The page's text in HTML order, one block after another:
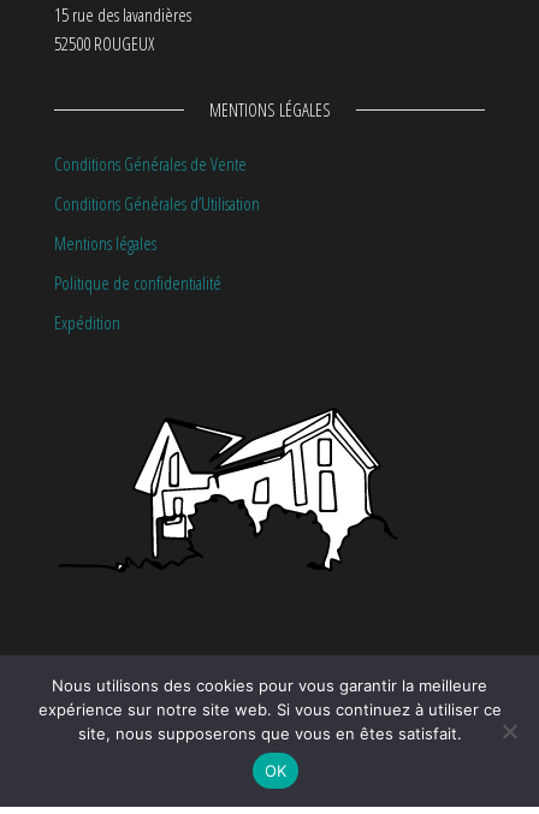
15 rue des lavandières
52500 ROUGEUX
MENTIONS LÉGALES
Conditions Générales de Vente
Conditions Générales d’Utilisation
Mentions légales
Politique de confidentialité
Expédition
CATÉGORIES
Tendance
Nous utilisons des cookies pour vous garantir la meilleure
expérience sur notre site web. Si vous continuez à utiliser ce
site, nous supposerons que vous en êtes satisfait.
OK